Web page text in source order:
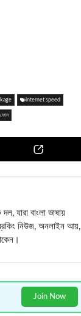
internet speed
ফোন
যারা বাংলা ভাষায়
নিউজ, অনলাইন আয়,
Join Now